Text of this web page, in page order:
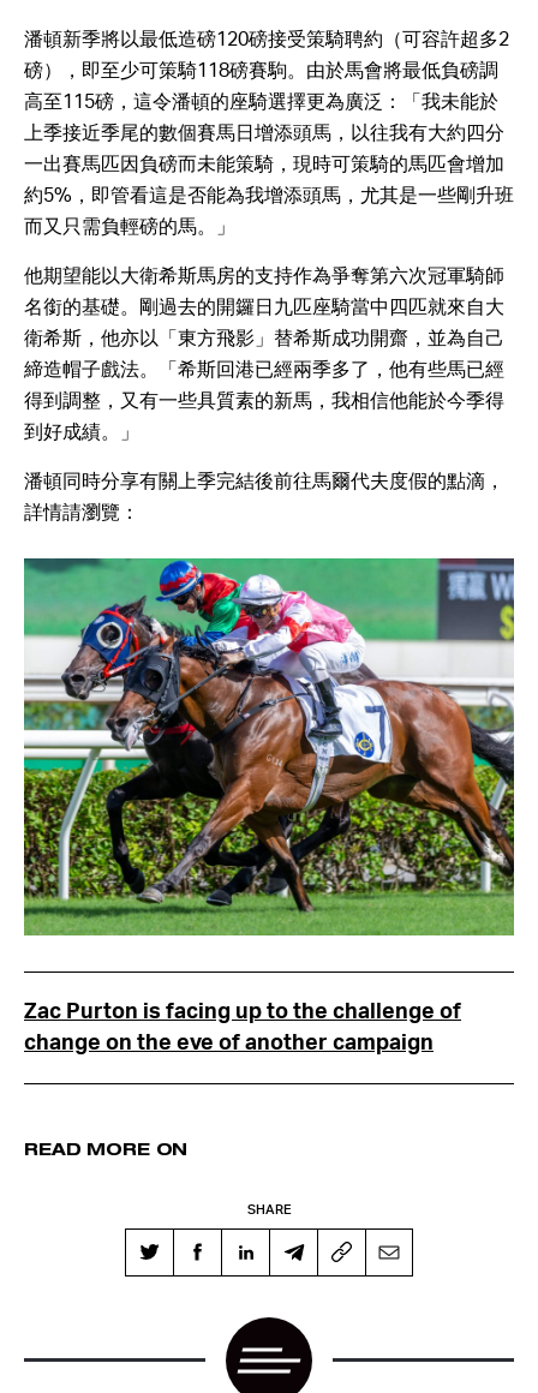
潘頓新季將以最低造磅120磅接受策騎聘約（可容許超多2
磅），即至少可策騎118磅賽駒。由於馬會將最低負磅調
高至115磅，這令潘頓的座騎選擇更為廣泛：「我未能於
上季接近季尾的數個賽馬日增添頭馬，以往我有大約四分
一出賽馬匹因負磅而未能策騎，現時可策騎的馬匹會增加
約5%，即管看這是否能為我增添頭馬，尤其是一些剛升班
而又只需負輕磅的馬。」
他期望能以大衛希斯馬房的支持作為爭奪第六次冠軍騎師
名銜的基礎。剛過去的開鑼日九匹座騎當中四匹就來自大
衛希斯，他亦以「東方飛影」替希斯成功開齋，並為自己
締造帽子戲法。「希斯回港已經兩季多了，他有些馬已經
得到調整，又有一些具質素的新馬，我相信他能於今季得
到好成績。」
潘頓同時分享有關上季完結後前往馬爾代夫度假的點滴，
詳情請瀏覽：
Zac Purton is facing up to the challenge of
change on the eve of another campaign
READ MORE ON
SHARE